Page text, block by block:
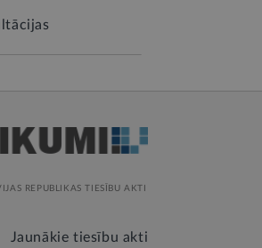
REPUBLIKAS TIESĪBU AKTI
Jaunākie tiesību akti